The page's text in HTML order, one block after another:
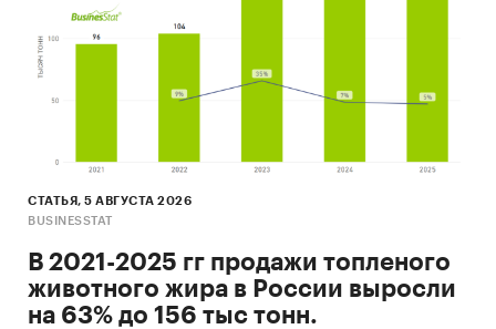
Ашан
Лента
Перекресток
Пятерочка
прочие сети
При подготовке обзора используется
СТАТЬЯ, 5 АВГУСТА 2026
BUSINESSTAT
В 2021-2025 гг продажи топленого
животного жира в России выросли
на 63% до 156 тыс тонн.